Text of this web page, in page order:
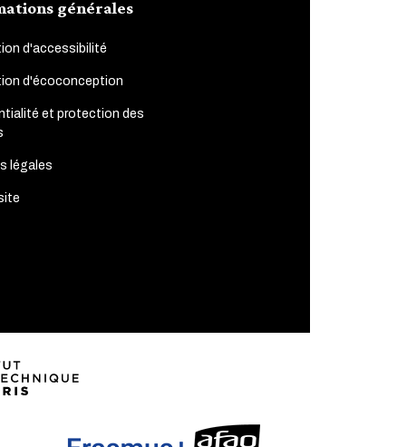
générales
d'accessibilité
d'écoconception
et protection des
légales